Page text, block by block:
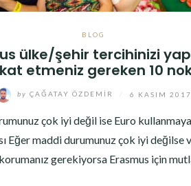
BLOG
ülke/şehir tercihinizi
etmeniz gereken 10
by ÇAĞATAY ÖZDEMIR 6 KASIM 2017
çok iyi değil ise Euro
Eğer maddi durumunuz çok iyi değilse
gerekiyorsa Erasmus için